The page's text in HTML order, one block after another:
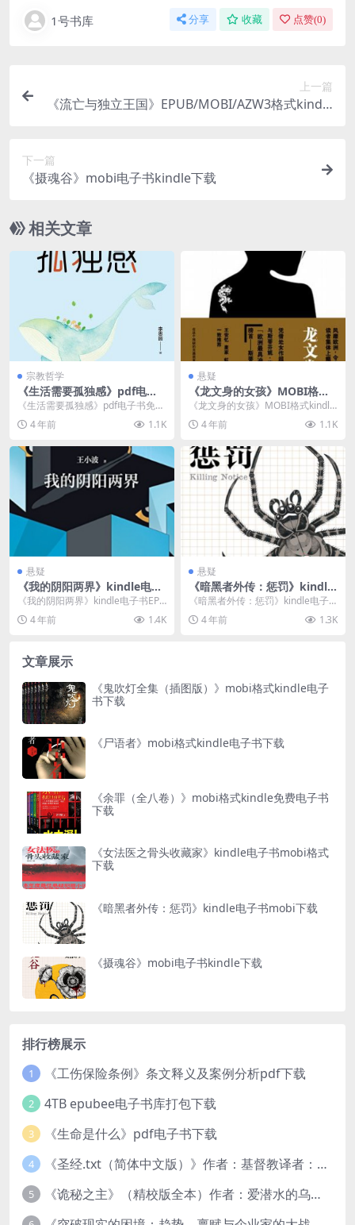
1号书库 分享 收藏 点赞(0)
上一篇
《流亡与独立王国》EPUB/MOBI/AZW3格式kindle
下一篇
《摄魂谷》mobi电子书kindle下载
相关文章
宗教哲学
《生活需要孤独感》pdf电子
书免费下载
《生活需要孤独感》pdf电子书免费
下载介绍 书名：日子需求孤单感 作
者：李思圆 ...
4 年前 1.1K
悬疑
《龙文身的女孩》MOBI格式k
indle电子书免费下载
《龙文身的女孩》MOBI格式kindle
电子书免费下载介绍 书名：龙文身
的女孩 ...
4 年前 1.1K
悬疑
《我的阴阳两界》kindle电子
书EPUB/MOBI/AZW3格式下
《我的阴阳两界》kindle电子书EPU
B/MOBI/AZW3格式下载介绍 书
名...4 年前 1.4K
悬疑
《暗黑者外传：惩罚》kindle
电子书mobi下载
《暗黑者外传：惩罚》kindle电子
书mobi下载介绍 书名：暗黑者别
传：赏罚 ...
4 年前 1.3K
文章展示
《鬼吹灯全集（插图版）》mobi格式kindle电子
书下载
《尸语者》mobi格式kindle电子书下载
《余罪（全八卷）》mobi格式kindle免费电子书
下载
《女法医之骨头收藏家》kindle电子书mobi格式
下载
《暗黑者外传：惩罚》kindle电子书mobi下载
《摄魂谷》mobi电子书kindle下载
排行榜展示
1 《工伤保险条例》条文释义及案例分析pdf下载
2 4TB epubee电子书库打包下载
3 《生命是什么》pdf电子书下载
4 《圣经.txt（简体中文版）》作者：基督教译者：中国基督教协会
5 《诡秘之主》（精校版全本）作者：爱潜水的乌贼txt